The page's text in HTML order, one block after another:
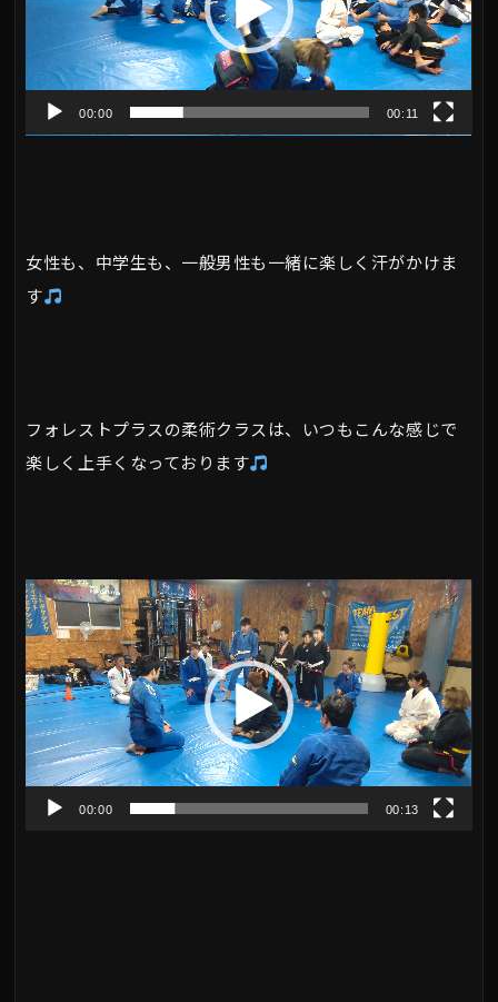
ー
ヤ
ー
00:00 00:11
女性も、中学生も、一般男性も一緒に楽しく汗がかけま
す
フォレストプラスの柔術クラスは、いつもこんな感じで
楽しく上手くなっております
動
画
プ
レ
ー
ヤ
00:00 00:13